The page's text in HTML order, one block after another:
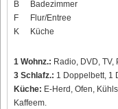
B
Badezimmer
F
Flur/Entree
K
Küche
1 Wohnz.: Radio, DVD, TV,
3 Schlafz.: 1 Doppelbett, 1
Küche: E-Herd, Ofen,
Kaffeem.